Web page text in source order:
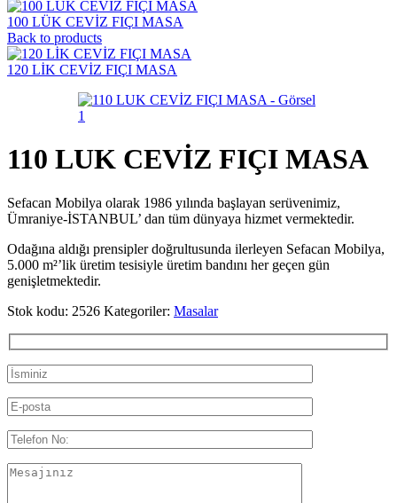
100 LÜK CEVİZ FIÇI MASA
Back to products
120 LİK CEVİZ FIÇI MASA
110 LUK CEVİZ FIÇI MASA
Sefacan Mobilya olarak 1986 yılında başlayan serüvenimiz,
Ümraniye-İSTANBUL’ dan tüm dünyaya hizmet vermektedir.
Odağına aldığı prensipler doğrultusunda ilerleyen Sefacan Mobilya,
5.000 m²’lik üretim tesisiyle üretim bandını her geçen gün
genişletmektedir.
Stok kodu: 2526 Kategoriler: Masalar